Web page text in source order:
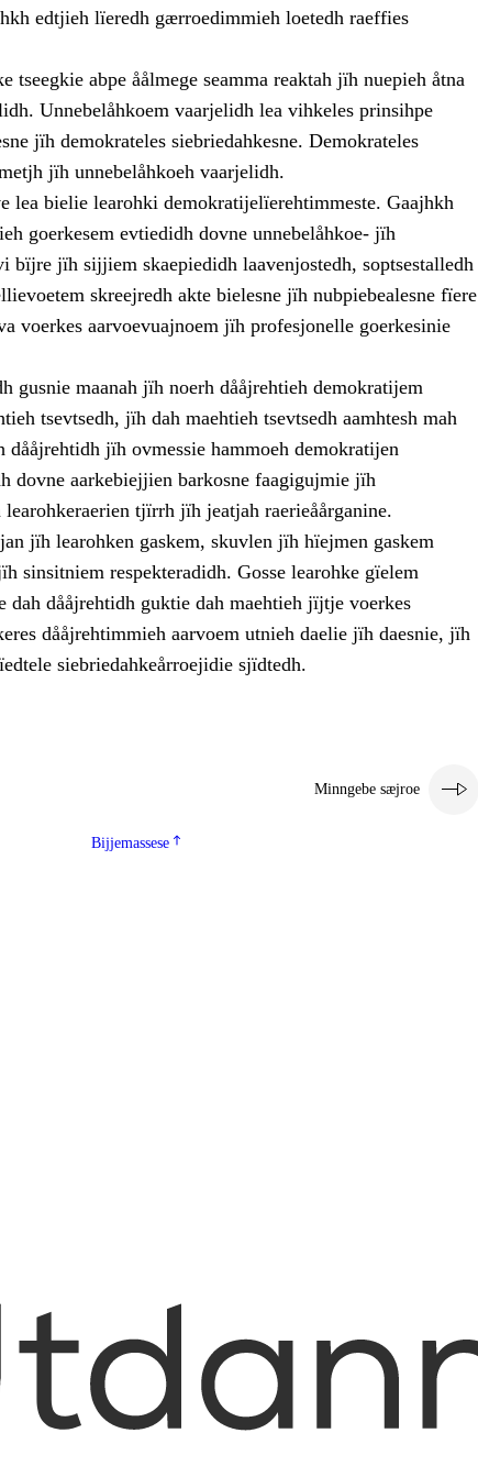
edtjieh lïeredh gærroedimmieh loetedh raeffies
tseegkie abpe åålmege seamma reaktah jïh nuepieh åtna
Unnebelåhkoem vaarjelidh lea vihkeles prinsihpe
jïh demokrateles siebriedahkesne. Demokrateles
jïh unnebelåhkoeh vaarjelidh.
lea bielie learohki demokratijelïerehtimmeste. Gaajhkh
goerkesem evtiedidh dovne unnebelåhkoe- jïh
bïjre jïh sijjiem skaepiedidh laavenjostedh, soptsestalledh
skreejredh akte bielesne jïh nubpiebealesne fïere
voerkes aarvoevuajnoem jïh profesjonelle goerkesinie
gusnie maanah jïh noerh dååjrehtieh demokratijem
tsevtsedh, jïh dah maehtieh tsevtsedh aamhtesh mah
jïh ovmessie hammoeh demokratijen
dovne aarkebiejjien barkosne faagigujmie jïh
tjïrrh jïh jeatjah raerieåårganine.
jïh learohken gaskem, skuvlen jïh hïejmen gaskem
sinsitniem respekteradidh. Gosse learohke gïelem
dah dååjrehtidh guktie dah maehtieh jïjtje voerkes
dååjrehtimmieh aarvoem utnieh daelie jïh daesnie, jïh
siebriedahkeårroejidie sjïdtedh.
Minngebe sæjroe
Bijjemassese